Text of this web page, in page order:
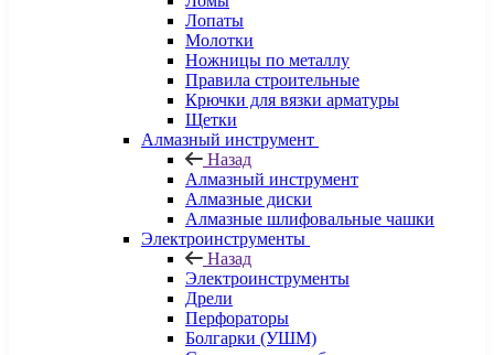
Лопаты
Молотки
Ножницы по металлу
Правила строительные
Крючки для вязки арматуры
Щетки
Алмазный инструмент
Назад
Алмазный инструмент
Алмазные диски
Алмазные шлифовальные чашки
Электроинструменты
Назад
Электроинструменты
Дрели
Перфораторы
Болгарки (УШМ)